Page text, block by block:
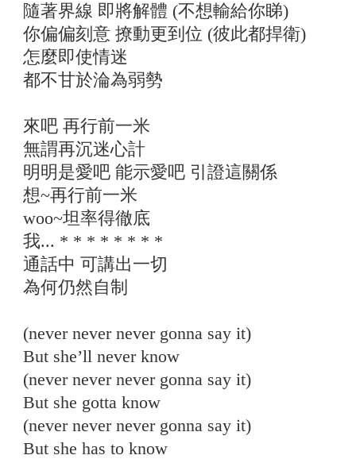
隨著界線 即將解體 (不想輸給你睇)
你偏偏刻意 撩動更到位 (彼此都捍衛)
怎麼即使情迷
都不甘於淪為弱勢
來吧 再行前一米
無謂再沉迷心計
明明是愛吧 能示愛吧 引證這關係
想~再行前一米
woo~坦率得徹底
我... * * * * * * * *
通話中 可講出一切
為何仍然自制
(never never never gonna say it)
But she’ll never know
(never never never gonna say it)
But she gotta know
(never never never gonna say it)
But she has to know